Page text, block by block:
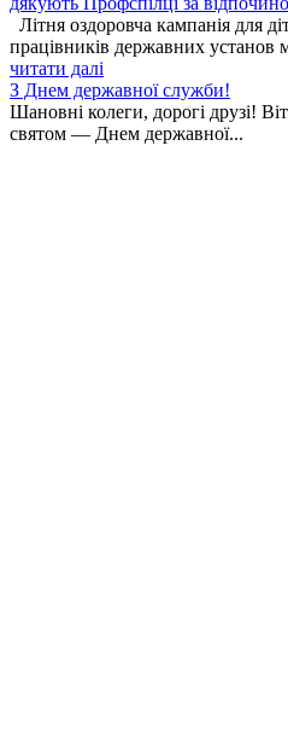
Літня оздоровча кампанія для
працівників державних установ
читати далі
З Днем державної служби!
Шановні колеги, дорогі друзі!
святом — Днем державної...